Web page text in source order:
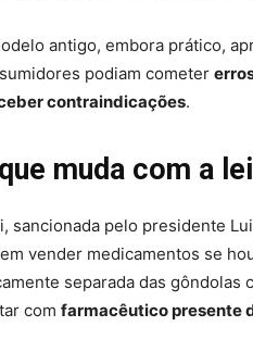
antigo, embora prático,
podiam cometer
contraindicações.
muda com a
sancionada pelo presidente
vender medicamentos se
separada das gôndolas
com farmacêutico presente